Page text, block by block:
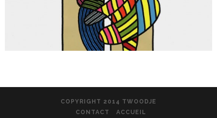
COPYRIGHT 2014 TWOODJE
CONTACT
ACCUEIL